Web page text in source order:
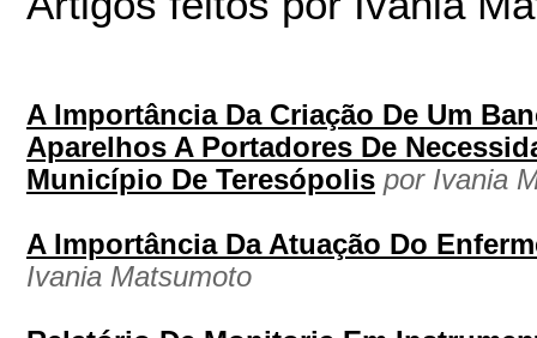
A Importância Da Criação De Um
Aparelhos A Portadores De
Município De Teresópolis por Ivania
A Importância Da Atuação Do
Ivania Matsumoto